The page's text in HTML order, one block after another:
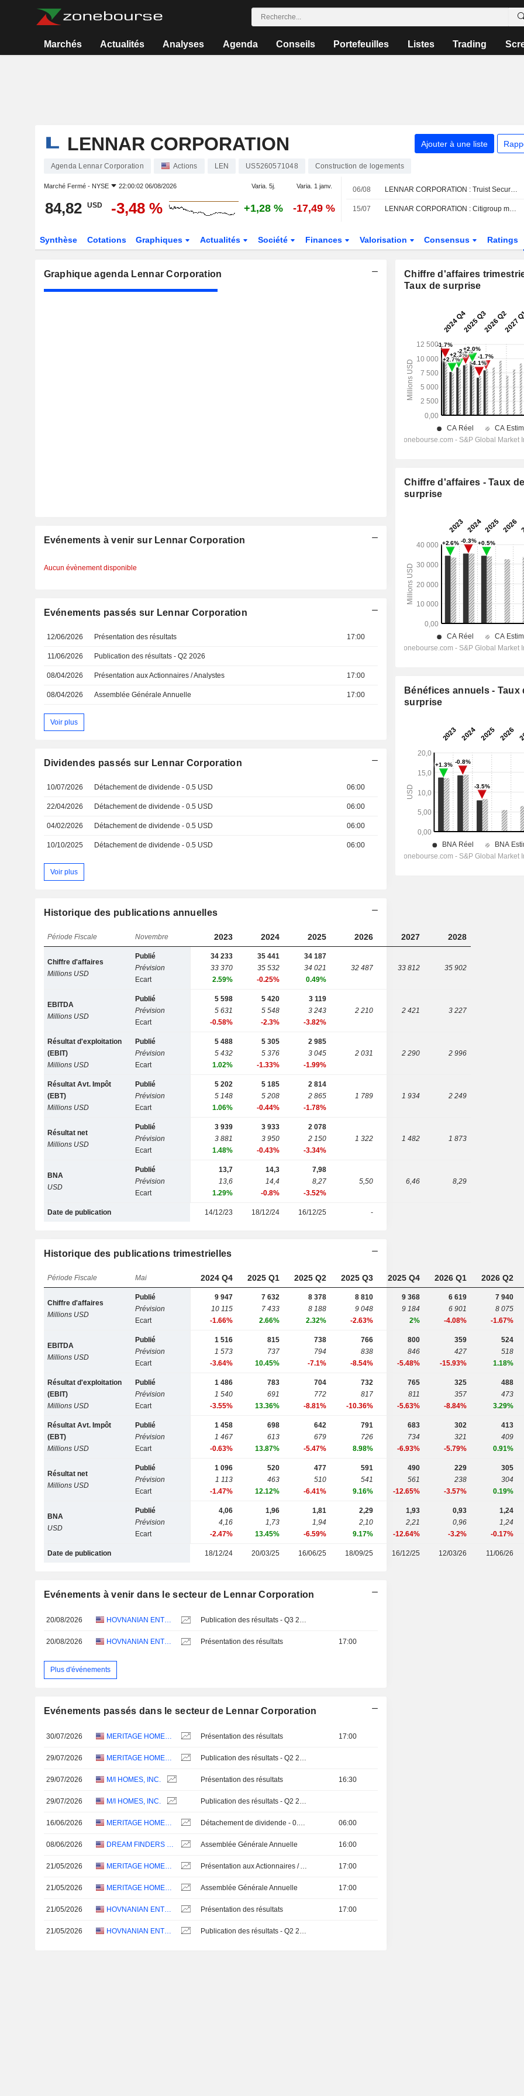
Marchés Actualités Analyses Agenda Conseils Portefeuilles Listes Trading
LENNAR CORPORATION Ajouter à une liste
Agenda Lennar Corporation Actions LEN US5260571048 Construction de logements
Marché Fermé - NYSE 22:00:02 06/08/2026 Varia. 5j. Varia. 1 janv.
84,82 USD -3,48 % +1,28 % -17,49 %
06/08 LENNAR CORPORATION : Truist Securities maintient son opinion neutre
15/07 LENNAR CORPORATION : Citigroup maintient son opinion neutre
Synthèse Cotations Graphiques Actualités Société Finances Valorisation Consensus Ratings
Graphique agenda Lennar Corporation
Evénements à venir sur Lennar Corporation
Aucun évènement disponible
Evénements passés sur Lennar Corporation
12/06/2026 Présentation des résultats 17:00
11/06/2026 Publication des résultats - Q2 2026
08/04/2026 Présentation aux Actionnaires / Analystes 17:00
08/04/2026 Assemblée Générale Annuelle 17:00
Voir plus
Dividendes passés sur Lennar Corporation
10/07/2026 Détachement de dividende - 0.5 USD 06:00
22/04/2026 Détachement de dividende - 0.5 USD 06:00
04/02/2026 Détachement de dividende - 0.5 USD 06:00
10/10/2025 Détachement de dividende - 0.5 USD 06:00
Voir plus
Historique des publications annuelles
Période Fiscale Novembre 2023 2024 2025 2026 2027 2028
Chiffre d'affaires
Millions USD
Publié
Prévision
Ecart
34 233
33 370
2.59%
35 441
35 532
-0.25%
34 187
34 021
0.49%
32 487 33 812 35 902
EBITDA
Millions USD
Publié
Prévision
Ecart
5 598
5 631
-0.58%
5 420
5 548
-2.3%
3 119
3 243
-3.82%
2 210 2 421 3 227
Résultat d'exploitation
(EBIT)
Millions USD
Publié
Prévision
Ecart
5 488
5 432
1.02%
5 305
5 376
-1.33%
2 985
3 045
-1.99%
2 031 2 290 2 996
Résultat Avt. Impôt
(EBT)
Millions USD
Publié
Prévision
Ecart
5 202
5 148
1.06%
5 185
5 208
-0.44%
2 814
2 865
-1.78%
1 789 1 934 2 249
Résultat net
Millions USD
Publié
Prévision
Ecart
3 939
3 881
1.48%
3 933
3 950
-0.43%
2 078
2 150
-3.34%
1 322 1 482 1 873
BNA
USD
Publié
Prévision
Ecart
13,7
13,6
1.29%
14,3
14,4
-0.8%
7,98
8,27
-3.52%
5,50 6,46 8,29
Date de publication 14/12/23 18/12/24 16/12/25 -
Historique des publications trimestrielles
Période Fiscale Mai 2024 Q4 2025 Q1 2025 Q2 2025 Q3 2025 Q4 2026 Q1 2026 Q2
Chiffre d'affaires
Millions USD
Publié
Prévision
Ecart
9 947
10 115
-1.66%
7 632
7 433
2.66%
8 378
8 188
2.32%
8 810
9 048
-2.63%
9 368
9 184
2%
6 619
6 901
-4.08%
7 940
8 075
-1.67%
EBITDA
Millions USD
Publié
Prévision
Ecart
1 516
1 573
-3.64%
815
737
10.45%
738
794
-7.1%
766
838
-8.54%
800
846
-5.48%
359
427
-15.93%
524
518
1.18%
Résultat d'exploitation
(EBIT)
Millions USD
Publié
Prévision
Ecart
1 486
1 540
-3.55%
783
691
13.36%
704
772
-8.81%
732
817
-10.36%
765
811
-5.63%
325
357
-8.84%
488
473
3.29%
Résultat Avt. Impôt
(EBT)
Millions USD
Publié
Prévision
Ecart
1 458
1 467
-0.63%
698
613
13.87%
642
679
-5.47%
791
726
8.98%
683
734
-6.93%
302
321
-5.79%
413
409
0.91%
Résultat net
Millions USD
Publié
Prévision
Ecart
1 096
1 113
-1.47%
520
463
12.12%
477
510
-6.41%
591
541
9.16%
490
561
-12.65%
229
238
-3.57%
305
304
0.19%
BNA
USD
Publié
Prévision
Ecart
4,06
4,16
-2.47%
1,96
1,73
13.45%
1,81
1,94
-6.59%
2,29
2,10
9.17%
1,93
2,21
-12.64%
0,93
0,96
-3.2%
1,24
1,24
-0.17%
Date de publication 18/12/24 20/03/25 16/06/25 18/09/25 16/12/25 12/03/26 11/06/26
Evénements à venir dans le secteur de Lennar Corporation
20/08/2026 HOVNANIAN ENTERPRISES, INC. Publication des résultats - Q3 2026
20/08/2026 HOVNANIAN ENTERPRISES, INC. Présentation des résultats 17:00
Plus d'événements
Evénements passés dans le secteur de Lennar Corporation
30/07/2026 Présentation des résultats 17:00
29/07/2026
29/07/2026 M/I HOMES, INC. Présentation des résultats 16:30
29/07/2026 M/I HOMES, INC.
16/06/2026 06:00
08/06/2026 Assemblée Générale Annuelle 16:00
21/05/2026 17:00
21/05/2026 Assemblée Générale Annuelle 17:00
21/05/2026 Présentation des résultats 17:00
21/05/2026
Chiffre d'affaires
Taux de surprise
Chiffre d'affaires - Taux de
surprise
Bénéfices annuels - Taux
surprise